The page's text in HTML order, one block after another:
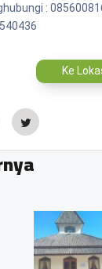
:
Ke
Masjid
Dsn/Ds.